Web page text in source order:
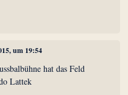
um 19:54
hat das Feld
Lattek